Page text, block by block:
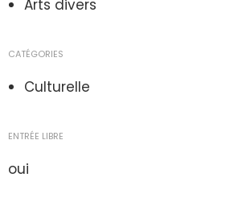
Arts divers
CATÉGORIES
Culturelle
ENTRÉE LIBRE
oui